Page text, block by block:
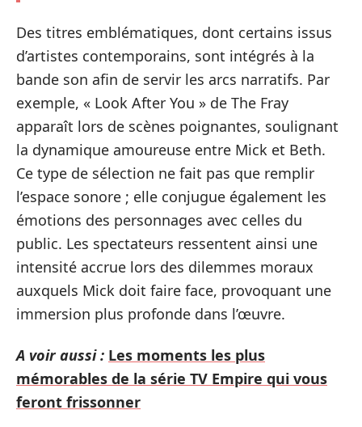
Des titres emblématiques, dont certains issus
d’artistes contemporains, sont intégrés à la
bande son afin de servir les arcs narratifs. Par
exemple, « Look After You » de The Fray
apparaît lors de scènes poignantes, soulignant
la dynamique amoureuse entre Mick et Beth.
Ce type de sélection ne fait pas que remplir
l’espace sonore ; elle conjugue également les
émotions des personnages avec celles du
public. Les spectateurs ressentent ainsi une
intensité accrue lors des dilemmes moraux
auxquels Mick doit faire face, provoquant une
immersion plus profonde dans l’œuvre.
A voir aussi : Les moments les plus
mémorables de la série TV Empire qui vous
feront frissonner